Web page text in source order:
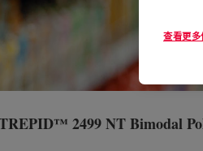
2499 NT Bimodal
查看更多